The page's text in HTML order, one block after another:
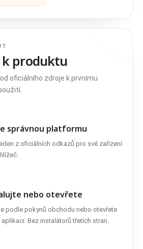
produktu
oficiálního zdroje k prvnímu
správnou platformu
z oficiálních odkazů pro své zařízení
nebo otevřete
podle pokynů obchodu nebo otevřete
Bez instalátorů třetích stran.